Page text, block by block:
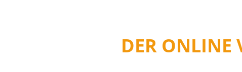
DER ONLINE